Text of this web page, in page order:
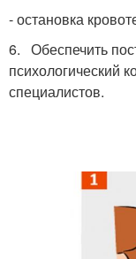
- остановка
6. Обеспечить
психологический
специалистов.